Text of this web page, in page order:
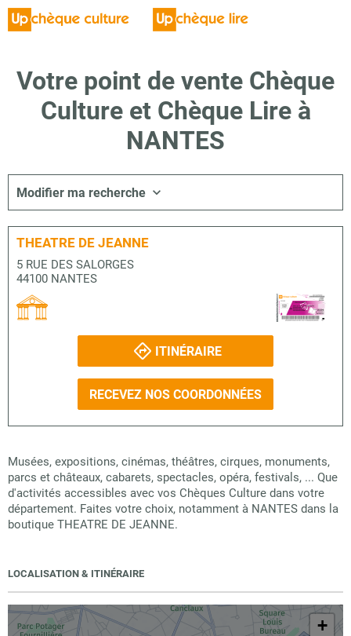
Votre point de vente Chèque
Culture et Chèque Lire à
NANTES
Modifier ma recherche
THEATRE DE JEANNE
5 RUE DES SALORGES
44100 NANTES
ITINÉRAIRE
RECEVEZ NOS COORDONNÉES
Musées, expositions, cinémas, théâtres, cirques, monuments,
parcs et châteaux, cabarets, spectacles, opéra, festivals, ... Que
d'activités accessibles avec vos Chèques Culture dans votre
département. Faites votre choix, notamment à NANTES dans la
boutique THEATRE DE JEANNE.
LOCALISATION & ITINÉRAIRE
+